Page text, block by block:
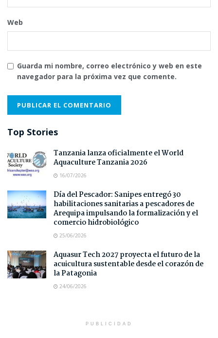
Web
Guarda mi nombre, correo electrónico y web en este
navegador para la próxima vez que comente.
Top Stories
Tanzania lanza oficialmente el World
Aquaculture Tanzania 2026
16/07/2026
Día del Pescador: Sanipes entregó 30
habilitaciones sanitarias a pescadores de
Arequipa impulsando la formalización y el
comercio hidrobiológico
25/06/2026
Aquasur Tech 2027 proyecta el futuro de la
acuicultura sustentable desde el corazón de
la Patagonia
24/06/2026
PUBLICIDAD